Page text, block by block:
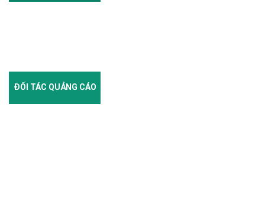
ĐỐI TÁC QUẢNG CÁO